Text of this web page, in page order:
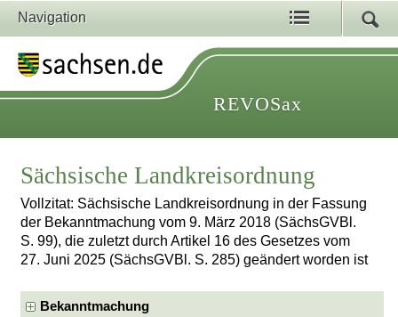
Navigation
REVOSax
Sächsische Landkreisordnung
Vollzitat: Sächsische Landkreisordnung in der Fassung
der Bekanntmachung vom 9. März 2018 (SächsGVBl.
S. 99), die zuletzt durch Artikel 16 des Gesetzes vom
27. Juni 2025 (SächsGVBl. S. 285) geändert worden ist
Bekanntmachung